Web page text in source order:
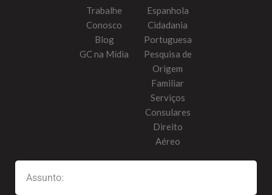
Trabalhe
Conosco
Blog
GC na Mídia
Espanhola
Cidadania
Portuguesa
Pesquisa de
Origem
Familiar
Serviços
Consulares
Direito
Aéreo